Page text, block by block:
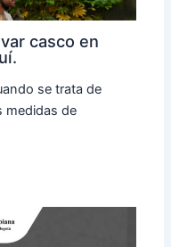
casco en
se trata de
medidas de